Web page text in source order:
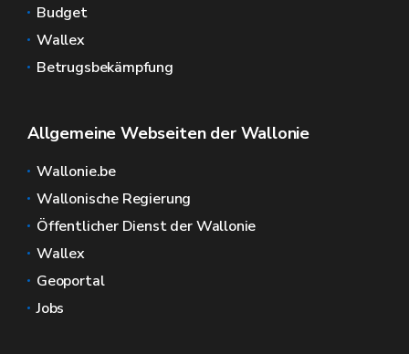
Budget
Wallex
Betrugsbekämpfung
Allgemeine Webseiten der Wallonie
Wallonie.be
Wallonische Regierung
Öffentlicher Dienst der Wallonie
Wallex
Geoportal
Jobs